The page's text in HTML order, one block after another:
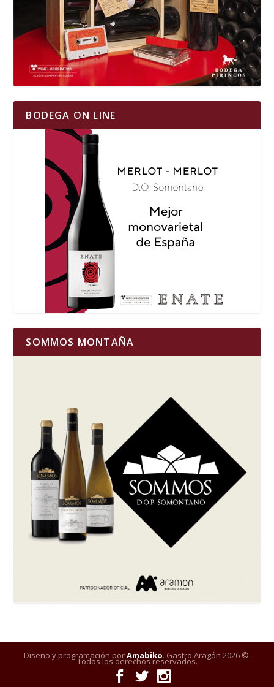
BODEGA ON LINE
SOMMOS MONTAÑA
Diseño y programación porAmabiko. Gastro Aragón 2026 ©.
Todos los derechos reservados.